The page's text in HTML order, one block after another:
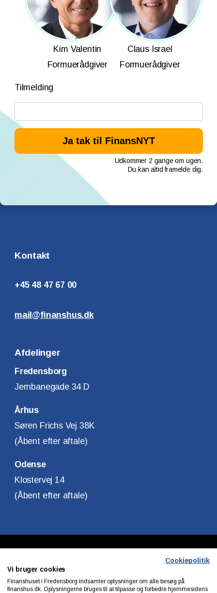
Kim Valentin
Formuerådgiver
Claus Israel
Formuerådgiver
Tilmelding
Udkommer 2 gange om ugen.
Du kan altid framelde dig.
Kontakt
+45 48 47 67 00
mail@finanshus.dk
Afdelinger
Fredensborg
Jernbanegade 34 D
Århus
Søren Frichs Vej 38K
(Åbent efter aftale)
Odense
Klostervej 14
(Åbent efter aftale)
CVR. Nr. 10140315
Cookiepolitik
Vi bruger cookies
Finanshuset i Fredensborg indsamler oplysninger om alle besøg på
finanshus.dk. Oplysningerne bruges til at tilpasse og forbedre hjemmesidens